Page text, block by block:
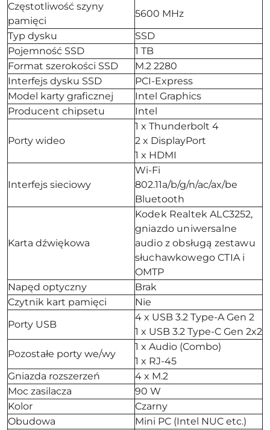
Częstotliwość szyny
pamięci
5600 MHz
Typ dysku
SSD
Pojemność SSD
1 TB
Format szerokości SSD
M.2 2280
Interfejs dysku SSD
PCI-Express
Model karty graficznej
Intel Graphics
Producent chipsetu
Intel
Porty wideo
1 x Thunderbolt 4
2 x DisplayPort
1 x HDMI
Interfejs sieciowy
Wi-Fi
802.11a/b/g/n/ac/ax/be
Bluetooth
Karta dźwiękowa
Kodek Realtek ALC3252,
gniazdo uniwersalne
audio z obsługą zestawu
słuchawkowego CTIA i
OMTP
Napęd optyczny
Brak
Czytnik kart pamięci
Nie
Porty USB
4 x USB 3.2 Type-A Gen 2
1 x USB 3.2 Type-C Gen 2x2
Pozostałe porty we/wy
1 x Audio (Combo)
1 x RJ-45
Gniazda rozszerzeń
4 x M.2
Moc zasilacza
90 W
Kolor
Czarny
Obudowa
Mini PC (Intel NUC etc.)